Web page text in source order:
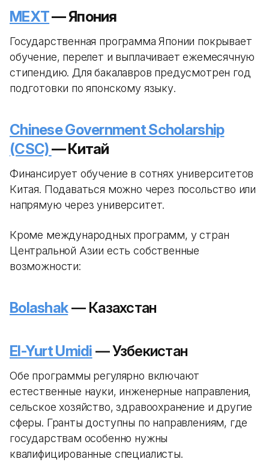
MEXT— Япония
Государственная программа Японии покрывает
обучение, перелет и выплачивает ежемесячную
стипендию. Для бакалавров предусмотрен год
подготовки по японскому языку.
Chinese Government Scholarship
(CSC)— Китай
Финансирует обучение в сотнях университетов
Китая. Подаваться можно через посольство или
напрямую через университет.
Кроме международных программ, у стран
Центральной Азии есть собственные
возможности:
Bolashak— Казахстан
El-Yurt Umidi — Узбекистан
Обе программы регулярно включают
естественные науки, инженерные направления,
сельское хозяйство, здравоохранение и другие
сферы. Гранты доступны по направлениям, где
государствам особенно нужны
квалифицированные специалисты.